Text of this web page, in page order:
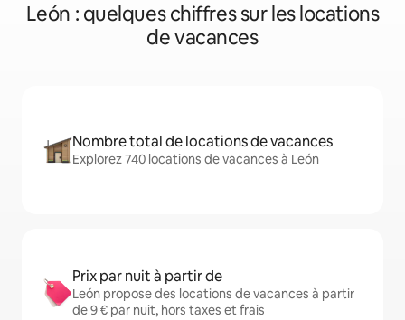
León : quelques chiffres sur les locations
de vacances
Nombre total de locations de vacances
Explorez 740 locations de vacances à León
Prix par nuit à partir de
León propose des locations de vacances à partir
de 9 € par nuit, hors taxes et frais